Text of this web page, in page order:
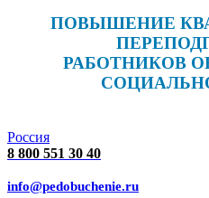
ПОВЫШЕНИЕ
РАБОТНИКОВ
Россия
8 800 551 30 40
info@pedobuchenie.ru